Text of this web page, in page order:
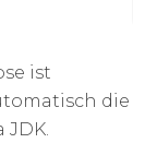
ist
die